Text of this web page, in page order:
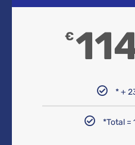
€
* +
*Total =